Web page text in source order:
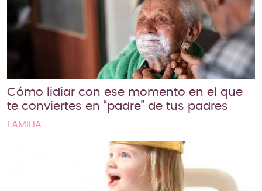
Cómo lidiar con ese momento en el que
te conviertes en “padre” de tus padres
FAMILIA